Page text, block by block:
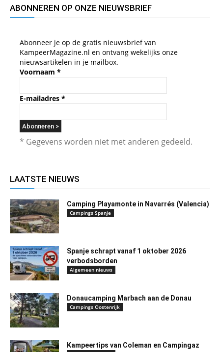
ABONNEREN OP ONZE NIEUWSBRIEF
Abonneer je op de gratis nieuwsbrief van
KampeerMagazine.nl en ontvang wekelijks onze
nieuwsartikelen in je mailbox.
Voornaam *
E-mailadres *
* Gegevens worden niet met anderen gedeeld.
LAATSTE NIEUWS
Camping Playamonte in Navarrés (Valencia)
Campings Spanje
Spanje schrapt vanaf 1 oktober 2026
verbodsborden
Algemeen nieuws
Donaucamping Marbach aan de Donau
Campings Oostenrijk
Kampeertips van Coleman en Campingaz